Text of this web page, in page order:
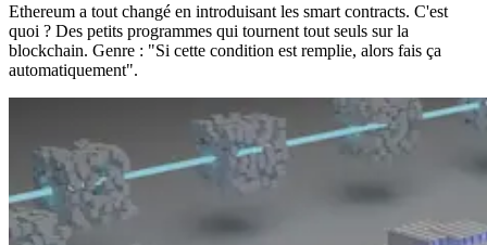
Ethereum a tout changé en introduisant les smart contracts. C'est
quoi ? Des petits programmes qui tournent tout seuls sur la
blockchain. Genre : "Si cette condition est remplie, alors fais ça
automatiquement".